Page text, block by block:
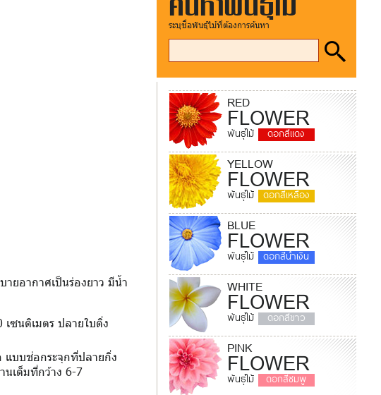
ยอากาศเป็นร่องยาว มีน้ำ
เซนติเมตร ปลายใบติ่ง
แบบช่อกระจุกที่ปลายกิ่ง
เต็มที่กว้าง 6-7
ค้นหาพันธุ์ไม้
ระบุชื่อพันธุ์ไม้ที่ต้องการค้นหา
RED
FLOWER
พันธุ์ไม้ ดอกสีแดง
YELLOW
FLOWER
พันธุ์ไม้ ดอกสีเหลือง
BLUE
FLOWER
พันธุ์ไม้ ดอกสีน้ำเงิน
WHITE
FLOWER
พันธุ์ไม้ ดอกสีขาว
PINK
FLOWER
พันธุ์ไม้ ดอกสีชมพู